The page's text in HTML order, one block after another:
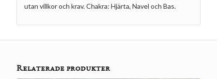
utan villkor och krav. Chakra: Hjärta, Navel och Bas.
Relaterade produkter